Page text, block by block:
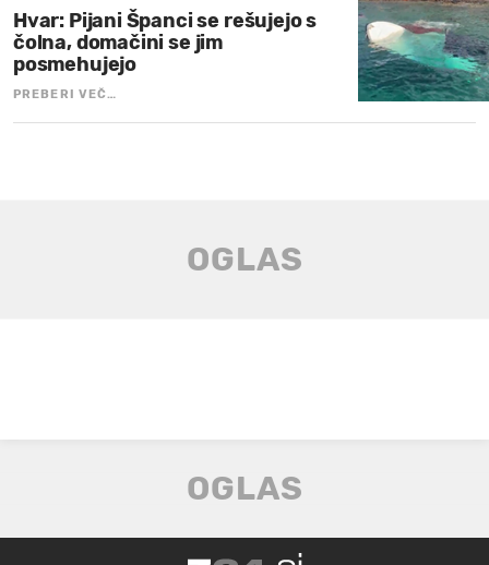
Hvar: Pijani Španci se rešujejo s
čolna, domačini se jim
posmehujejo
PREBERI VEČ…